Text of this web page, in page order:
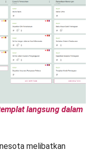
langsung dalam
melibatkan